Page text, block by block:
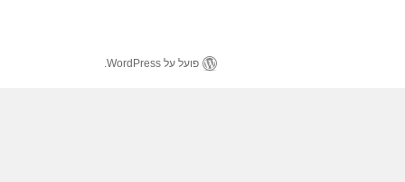
פועל על WordPress.